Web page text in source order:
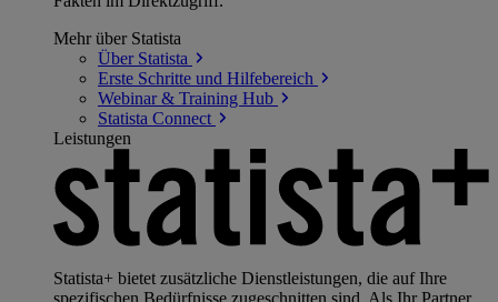
Mehr über Statista
Über Statista
Erste Schritte und Hilfebereich
Webinar & Training Hub
Statista Connect
Leistungen
Statista+ bietet zusätzliche Dienstleistungen, die auf Ihre
spezifischen Bedürfnisse zugeschnitten sind. Als Ihr Partner